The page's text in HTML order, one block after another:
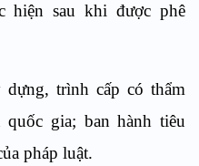
hiện sau khi được phê
trình cấp có thẩm
gia; ban hành tiêu
pháp luật.